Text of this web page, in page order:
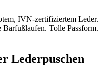
IVN-zertifiziertem Leder.
Tolle Passform.
Lederpuschen